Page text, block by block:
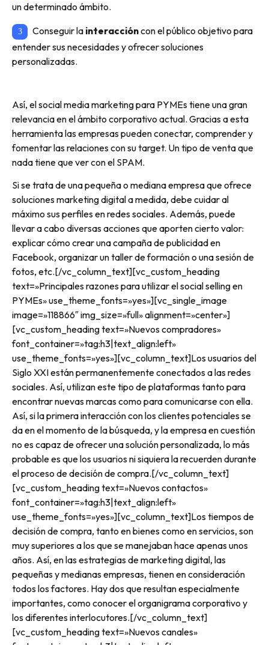
un determinado ámbito.
Conseguir la interaccióncon el público objetivo para
entender sus necesidades y ofrecer soluciones
personalizadas.
Así, el social media marketing para PYMEs tiene una gran
relevancia en el ámbito corporativo actual. Gracias a esta
herramienta las empresas pueden conectar, comprender y
fomentar las relaciones con su target. Un tipo de venta que
nada tiene que ver con el SPAM.
Si se trata de una pequeña o mediana empresa que ofrece
soluciones marketing digital a medida, debe cuidar al
máximo sus perfiles en redes sociales. Además, puede
llevar a cabo diversas acciones que aporten cierto valor:
explicar cómo crear una campaña de publicidad en
Facebook, organizar un taller de formación o una sesión de
fotos, etc.[/vc_column_text][vc_custom_heading
text=»Principales razones para utilizar el social selling en
PYMEs» use_theme_fonts=»yes»][vc_single_image
image=»118866″ img_size=»full» alignment=»center»]
[vc_custom_heading text=»Nuevos compradores»
font_container=»tag:h3|text_align:left»
use_theme_fonts=»yes»][vc_column_text]Los usuarios del
Siglo XXI están permanentemente conectados a las redes
sociales. Así, utilizan este tipo de plataformas tanto para
encontrar nuevas marcas como para comunicarse con ella.
Así, si la primera interacción con los clientes potenciales se
da en el momento de la búsqueda, y la empresa en cuestión
no es capaz de ofrecer una solución personalizada, lo más
probable es que los usuarios ni siquiera la recuerden durante
el proceso de decisión de compra.[/vc_column_text]
[vc_custom_heading text=»Nuevos contactos»
font_container=»tag:h3|text_align:left»
use_theme_fonts=»yes»][vc_column_text]Los tiempos de
decisión de compra, tanto en bienes como en servicios, son
muy superiores a los que se manejaban hace apenas unos
años. Así, en las estrategias de marketing digital, las
pequeñas y medianas empresas, tienen en consideración
todos los factores. Hay dos que resultan especialmente
importantes, como conocer el organigrama corporativo y
los diferentes interlocutores.[/vc_column_text]
[vc_custom_heading text=»Nuevos canales»